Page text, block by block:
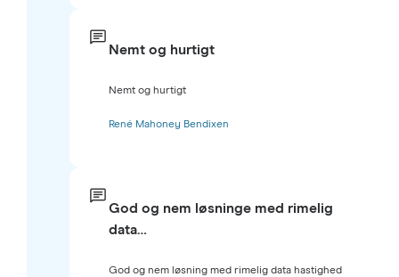
Nemt og hurtigt
Nemt og hurtigt
René Mahoney Bendixen
God og nem løsninge med rimelig
data…
God og nem løsning med rimelig data hastighed